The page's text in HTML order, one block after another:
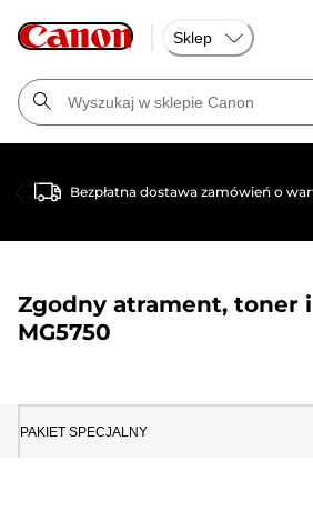
Sklep
Bezpłatna dostawa zamówień o
Zgodny atrament, toner
MG5750
PAKIET SPECJALNY